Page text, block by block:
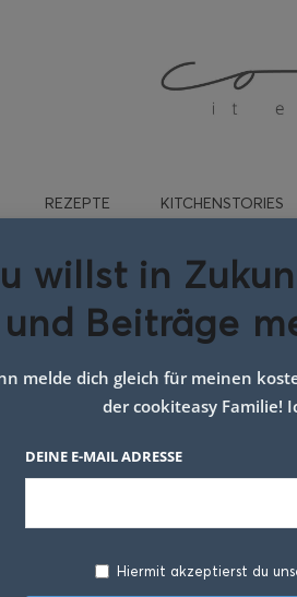
REZEPTE KITCHENSTORIES
Suppe
willst in
und Beiträge
melde dich gleich für meinen
der cookiteasy Familie!
DEINE E-MAIL ADRESSE
Hiermit akzeptierst du